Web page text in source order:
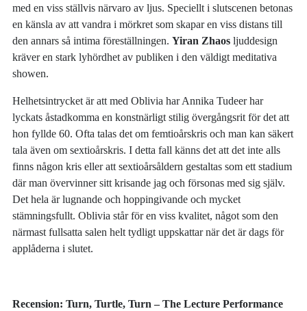
med en viss ställvis närvaro av ljus. Speciellt i slutscenen betonas
en känsla av att vandra i mörkret som skapar en viss distans till
den annars så intima föreställningen.Yiran Zhaos ljuddesign
kräver en stark lyhördhet av publiken i den väldigt meditativa
showen.
Helhetsintrycket är att med Oblivia har Annika Tudeer har
lyckats åstadkomma en konstnärligt stilig övergångsrit för det att
hon fyllde 60. Ofta talas det om femtioårskris och man kan säkert
tala även om sextioårskris. I detta fall känns det att det inte alls
finns någon kris eller att sextioårsåldern gestaltas som ett stadium
där man övervinner sitt krisande jag och försonas med sig själv.
Det hela är lugnande och hoppingivande och mycket
stämningsfullt. Oblivia står för en viss kvalitet, något som den
närmast fullsatta salen helt tydligt uppskattar när det är dags för
applåderna i slutet.
Recension: Turn, Turtle, Turn – The Lecture Performance